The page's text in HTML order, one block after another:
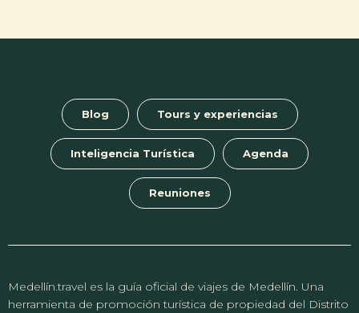
Blog Tours y experiencias
Inteligencia Turística Agenda
Reuniones
Medellín.travel es la guía oficial de viajes de Medellín. Una
herramienta de promoción turística de propiedad del Distrito